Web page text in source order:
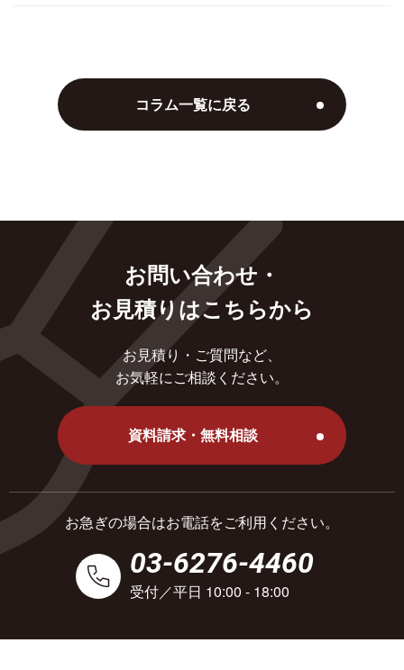
コラム一覧に戻る
お問い合わせ・
お見積りはこちらから
お見積り・ご質問など、
お気軽にご相談ください。
資料請求・無料相談
お急ぎの場合はお電話をご利用ください。
03-6276-4460
受付／平日 10:00 - 18:00